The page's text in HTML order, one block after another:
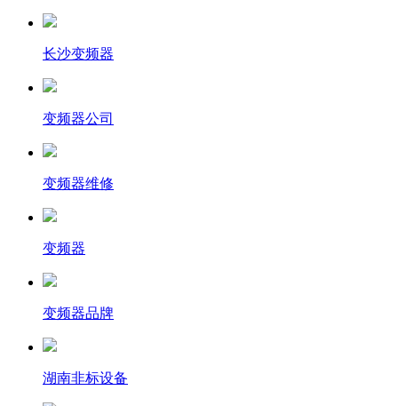
长沙变频器
变频器公司
变频器维修
变频器
变频器品牌
湖南非标设备